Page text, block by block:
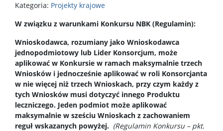
Kategoria: Projekty krajowe
W związku z warunkami Konkursu NBK (Regulamin):
Wnioskodawca, rozumiany jako Wnioskodawca
jednopodmiotowy lub Lider Konsorcjum, może
aplikować w Konkursie w ramach maksymalnie trzech
Wniosków i jednocześnie aplikować w roli Konsorcjanta
w nie więcej niż trzech Wnioskach, przy czym każdy z
tych Wniosków musi dotyczyć innego Produktu
leczniczego. Jeden podmiot może aplikować
maksymalnie w sześciu Wnioskach z zachowaniem
reguł wskazanych powyżej. (Regulamin Konkursu – pkt.